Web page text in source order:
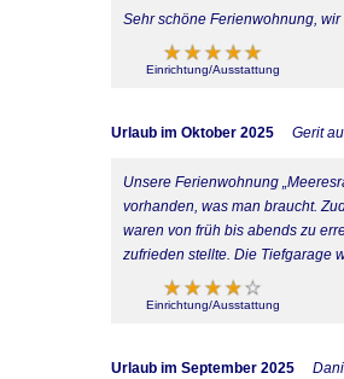
Sehr schöne Ferienwohnung,
Einrichtung/Ausstattung
Urlaub im Oktober 2025 Gerit
Unsere Ferienwohnung
vorhanden, was man braucht.
waren von früh bis abends zu
zufrieden stellte. Die Tiefgarage
Einrichtung/Ausstattung
Urlaub im September 2025